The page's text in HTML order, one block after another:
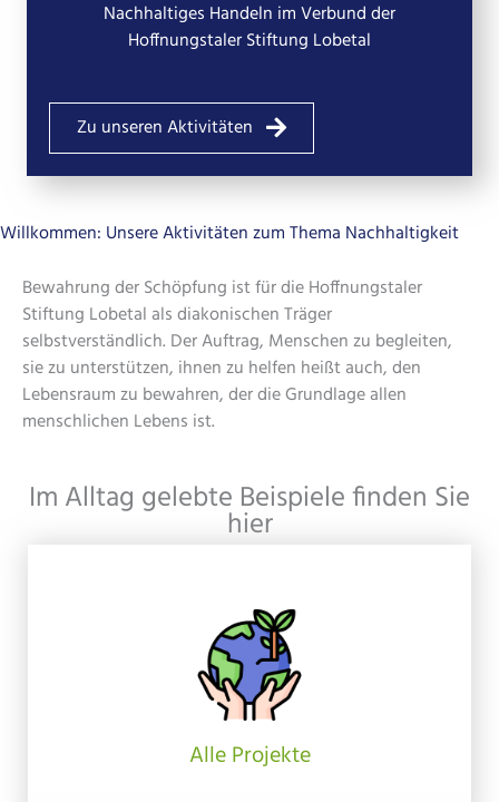
Nachhaltiges Handeln im Verbund der
Hoffnungstaler Stiftung Lobetal
Zu unseren Aktivitäten
Willkommen: Unsere Aktivitäten zum Thema Nachhaltigkeit
Bewahrung der Schöpfung ist für die Hoffnungstaler
Stiftung Lobetal als diakonischen Träger
selbstverständlich. Der Auftrag, Menschen zu begleiten,
sie zu unterstützen, ihnen zu helfen heißt auch, den
Lebensraum zu bewahren, der die Grundlage allen
menschlichen Lebens ist.
Im Alltag gelebte Beispiele finden Sie
hier
Alle Projekte